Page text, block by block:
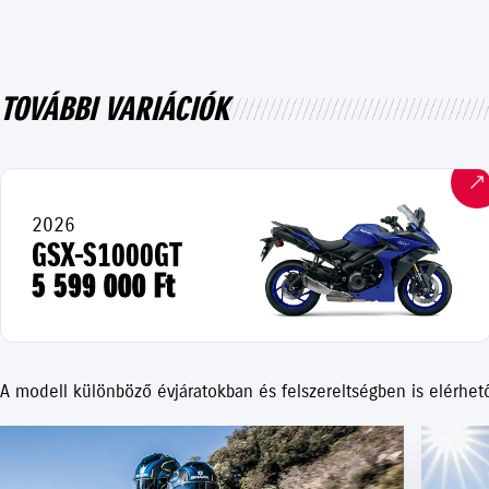
TOVÁBBI VARIÁCIÓK
2026
GSX-S1000GT
5 599 000 Ft
A modell különböző évjáratokban és felszereltségben is